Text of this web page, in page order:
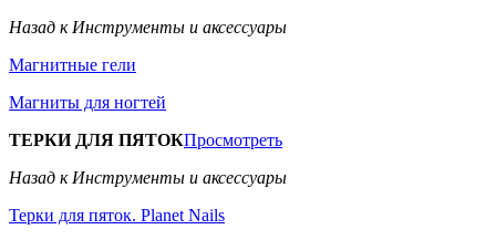
Назад к Инструменты и аксессуары
Магнитные гели
Магниты для ногтей
ТЕРКИ ДЛЯ ПЯТОКПросмотреть
Назад к Инструменты и аксессуары
Терки для пяток. Planet Nails